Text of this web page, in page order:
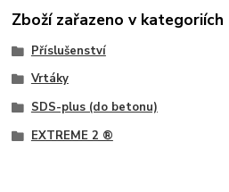
Zboží zařazeno v kategoriích
Příslušenství
Vrtáky
SDS-plus (do betonu)
EXTREME 2 ®